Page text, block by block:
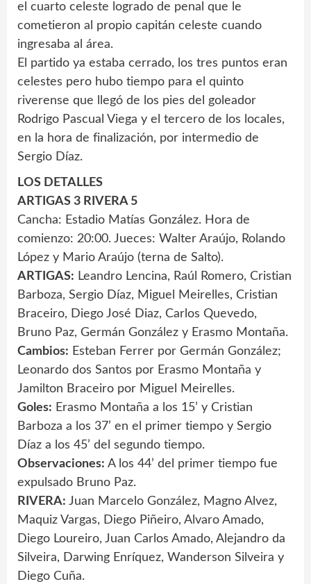
el cuarto celeste logrado de penal que le
cometieron al propio capitán celeste cuando
ingresaba al área.
El partido ya estaba cerrado, los tres puntos eran
celestes pero hubo tiempo para el quinto
riverense que llegó de los pies del goleador
Rodrigo Pascual Viega y el tercero de los locales,
en la hora de finalización, por intermedio de
Sergio Díaz.
LOS DETALLES
ARTIGAS 3 RIVERA 5
Cancha: Estadio Matías González. Hora de
comienzo: 20:00. Jueces: Walter Araújo, Rolando
López y Mario Araújo (terna de Salto).
ARTIGAS: Leandro Lencina, Raúl Romero, Cristian
Barboza, Sergio Díaz, Miguel Meirelles, Cristian
Braceiro, Diego José Diaz, Carlos Quevedo,
Bruno Paz, Germán González y Erasmo Montaña.
Cambios: Esteban Ferrer por Germán González;
Leonardo dos Santos por Erasmo Montaña y
Jamilton Braceiro por Miguel Meirelles.
Goles: Erasmo Montaña a los 15’ y Cristian
Barboza a los 37’ en el primer tiempo y Sergio
Díaz a los 45’ del segundo tiempo.
Observaciones: A los 44’ del primer tiempo fue
expulsado Bruno Paz.
RIVERA: Juan Marcelo González, Magno Alvez,
Maquiz Vargas, Diego Piñeiro, Alvaro Amado,
Diego Loureiro, Juan Carlos Amado, Alejandro da
Silveira, Darwing Enríquez, Wanderson Silveira y
Diego Cuña.